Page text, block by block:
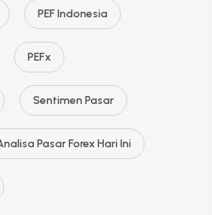
PEF Indonesia
PEFx
Sentimen Pasar
Pasar Forex Hari Ini